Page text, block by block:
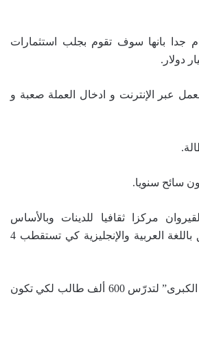
جدا بانها سوف تقوم بجلب استثمارات
عبر الإنترنت و ادخال العملة صعبة و
مركزا ثقافيا للدينات وبالأساس
الإسلامية وتكون ناطق باللغة العربية والإنجليزية كي تستقطب 4
و بعث “جامعة إفريقيا الكبرى” لتدرّس 600 ألف طالب لكي تكون